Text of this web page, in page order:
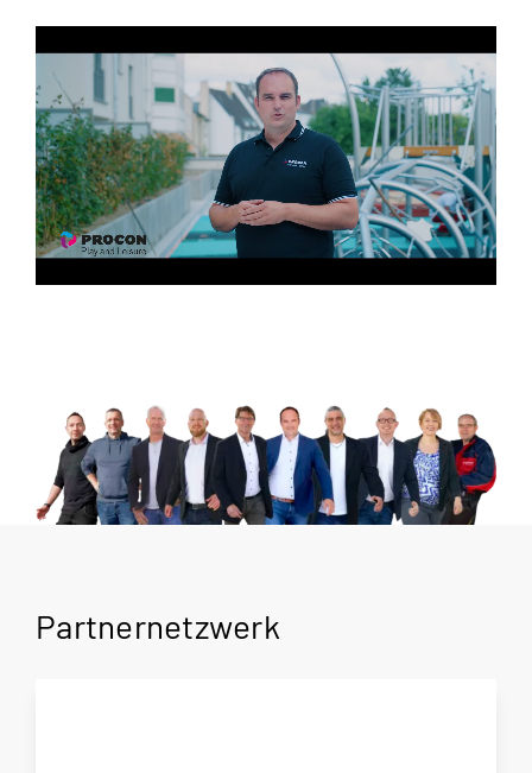
Partnernetzwerk